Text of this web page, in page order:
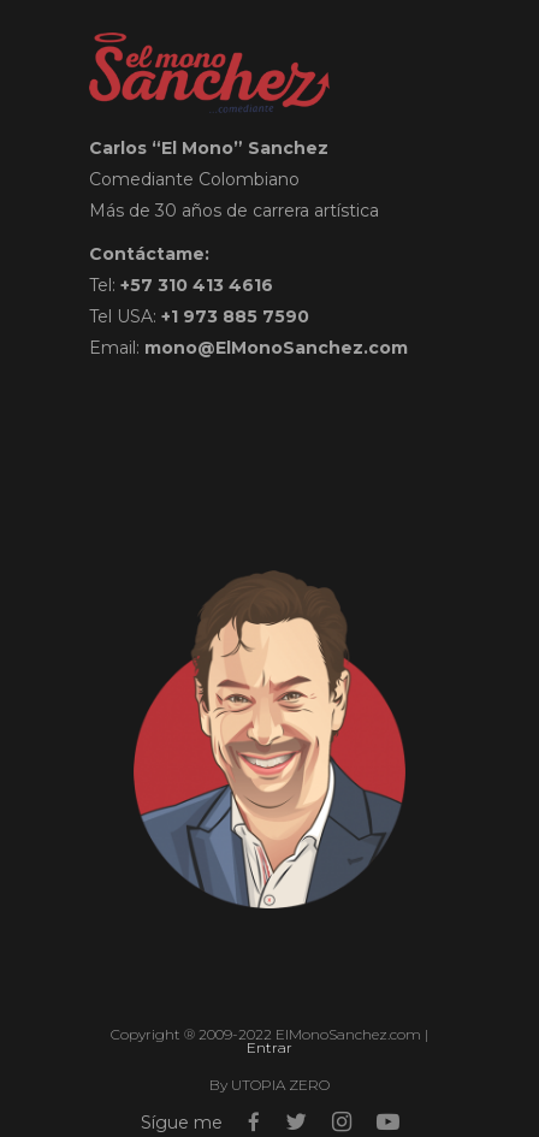
Carlos “El Mono” Sanchez
Comediante Colombiano
Más de 30 años de carrera artística
Contáctame:
Tel: +57 310 413 4616
Tel USA: +1 973 885 7590
Email: mono@ElMonoSanchez.com
Copyright ® 2009-2022 ElMonoSanchez.com |
Entrar
By UTOPIA ZERO
Sígue me